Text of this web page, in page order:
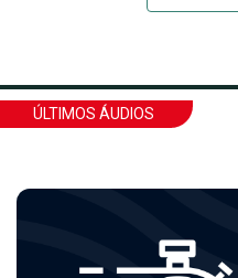
ÚLTIMOS ÁUDIOS